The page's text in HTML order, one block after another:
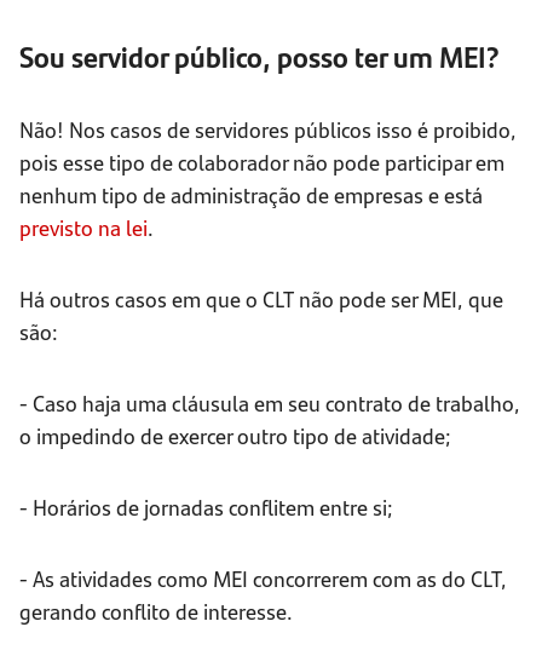
Sou servidor público, posso ter um MEI?
Não! Nos casos de servidores públicos isso é proibido,
pois esse tipo de colaborador não pode participar em
nenhum tipo de administração de empresas e está
previsto na lei.
Há outros casos em que o CLT não pode ser MEI, que
são:
- Caso haja uma cláusula em seu contrato de trabalho,
o impedindo de exercer outro tipo de atividade;
- Horários de jornadas conflitem entre si;
- As atividades como MEI concorrerem com as do CLT,
gerando conflito de interesse.